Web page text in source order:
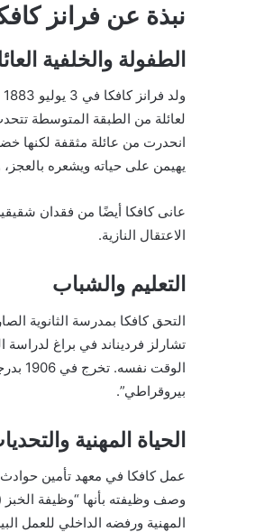
نبذة عن فرانز
الطفولة والخلفية
لعائلة من الطبقة المتوسطة
انحدرت من عائلة مثقفة لكنها
يهيمن على حياته ويشعره
عانى كافكا أيضًا من فقدان
الاعتقال النازية.
التعليم والشباب
تشارلز فرديناند في براغ
بيروقراطي”.
الحياة المهنية
المهنية ورفضه الداخلي للعمل